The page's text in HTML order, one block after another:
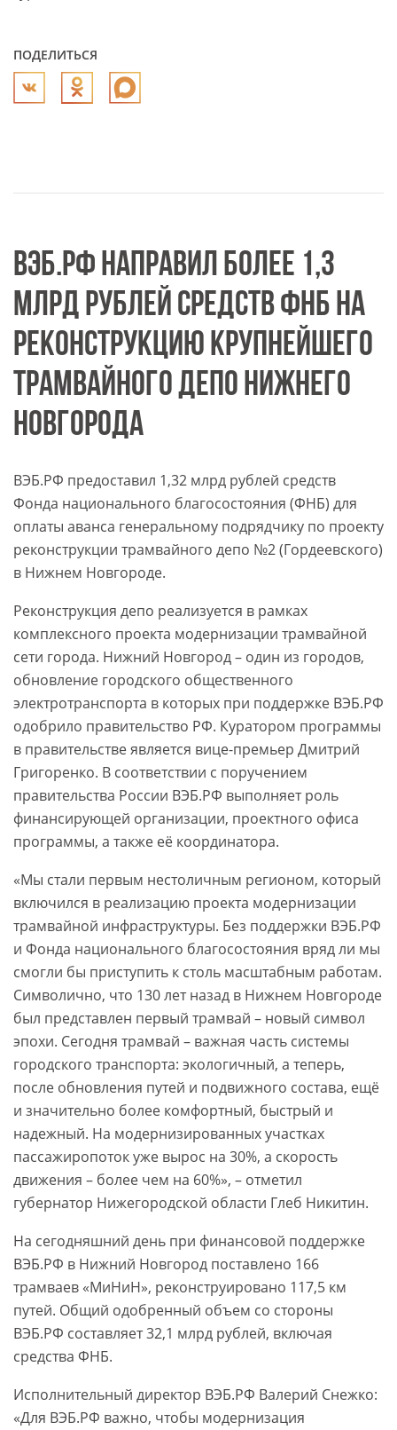
ПОДЕЛИТЬСЯ
ВЭБ.РФ НАПРАВИЛ БОЛЕЕ 1,3
МЛРД РУБЛЕЙ СРЕДСТВ ФНБ НА
РЕКОНСТРУКЦИЮ КРУПНЕЙШЕГО
ТРАМВАЙНОГО ДЕПО НИЖНЕГО
НОВГОРОДА
ВЭБ.РФ предоставил 1,32 млрд рублей средств
Фонда национального благосостояния (ФНБ) для
оплаты аванса генеральному подрядчику по проекту
реконструкции трамвайного депо №2 (Гордеевского)
в Нижнем Новгороде.
Реконструкция депо реализуется в рамках
комплексного проекта модернизации трамвайной
сети города. Нижний Новгород – один из городов,
обновление городского общественного
электротранспорта в которых при поддержке ВЭБ.РФ
одобрило правительство РФ. Куратором программы
в правительстве является вице-премьер Дмитрий
Григоренко. В соответствии с поручением
правительства России ВЭБ.РФ выполняет роль
финансирующей организации, проектного офиса
программы, а также её координатора.
«Мы стали первым нестоличным регионом, который
включился в реализацию проекта модернизации
трамвайной инфраструктуры. Без поддержки ВЭБ.РФ
и Фонда национального благосостояния вряд ли мы
смогли бы приступить к столь масштабным работам.
Символично, что 130 лет назад в Нижнем Новгороде
был представлен первый трамвай – новый символ
эпохи. Сегодня трамвай – важная часть системы
городского транспорта: экологичный, а теперь,
после обновления путей и подвижного состава, ещё
и значительно более комфортный, быстрый и
надежный. На модернизированных участках
пассажиропоток уже вырос на 30%, а скорость
движения – более чем на 60%», – отметил
губернатор Нижегородской области Глеб Никитин.
На сегодняшний день при финансовой поддержке
ВЭБ.РФ в Нижний Новгород поставлено 166
трамваев «МиНиН», реконструировано 117,5 км
путей. Общий одобренный объем со стороны
ВЭБ.РФ составляет 32,1 млрд рублей, включая
средства ФНБ.
Исполнительный директор ВЭБ.РФ Валерий Снежко:
«Для ВЭБ.РФ важно, чтобы модернизация